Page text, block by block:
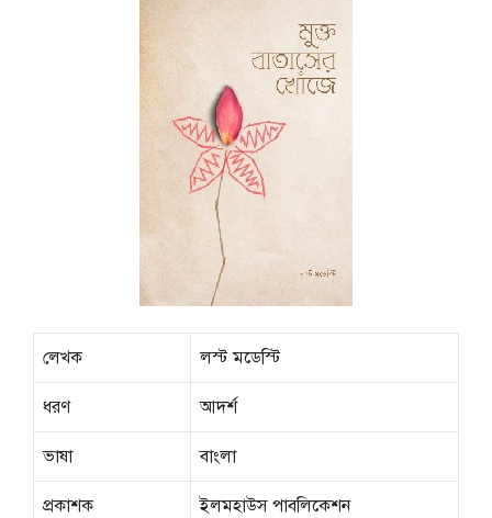
লেখক লস্ট মডেস্টি
ধরণ আদর্শ
ভাষা বাংলা
প্রকাশক ইলমহাউস পাবলিকেশন